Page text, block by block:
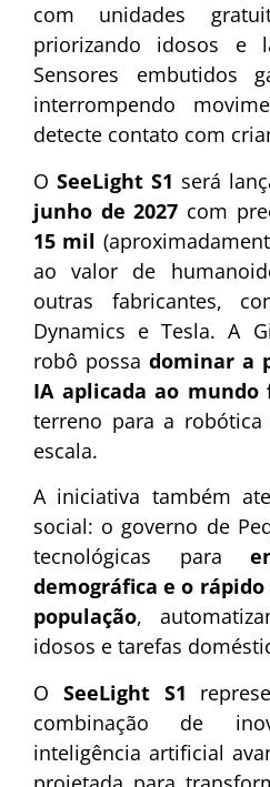
com unidades
priorizando idosos e
Sensores embutidos
interrompendo
detecte contato com
O SeeLight S1 será
junho de 2027 com
15 mil
ao valor de
outras fabricantes,
Dynamics e Tesla. A
robô possa dominar a
IA aplicada ao mundo
terreno para a
escala.
A iniciativa também
social: o governo de
tecnológicas para
demográfica e o
população,
idosos e tarefas
O SeeLight S1
combinação de
inteligência artificial